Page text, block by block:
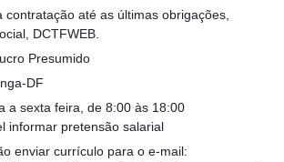
contratação até as últimas obrigações,
DCTFWEB.
Presumido
DF
a sexta feira, de 8:00 às 18:00
informar pretensão salarial
enviar currículo para o e-mail: